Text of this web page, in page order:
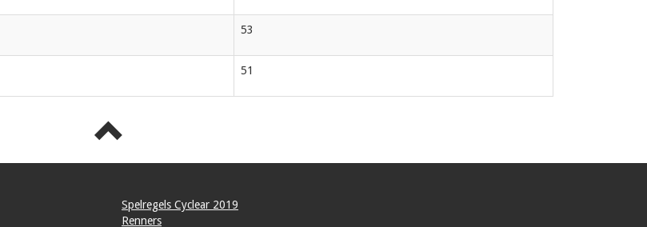
53
51
Spelregels Cyclear 2019
Renners